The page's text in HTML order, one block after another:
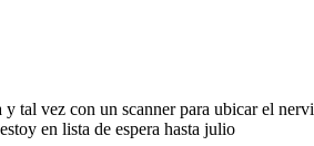
tal vez con un scanner para ubicar el
en lista de espera hasta julio